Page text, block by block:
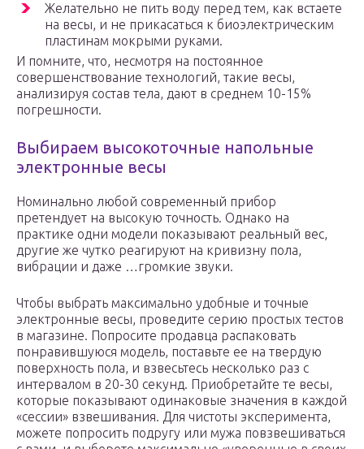
Желательно не пить воду перед тем, как встаете
на весы, и не прикасаться к биоэлектрическим
пластинам мокрыми руками.
И помните, что, несмотря на постоянное
совершенствование технологий, такие весы,
анализируя состав тела, дают в среднем 10-15%
погрешности.
Выбираем высокоточные напольные
электронные весы
Номинально любой современный прибор
претендует на высокую точность. Однако на
практике одни модели показывают реальный вес,
другие же чутко реагируют на кривизну пола,
вибрации и даже …громкие звуки.
Чтобы выбрать максимально удобные и точные
электронные весы, проведите серию простых тестов
в магазине. Попросите продавца распаковать
понравившуюся модель, поставьте ее на твердую
поверхность пола, и взвесьтесь несколько раз с
интервалом в 20-30 секунд. Приобретайте те весы,
которые показывают одинаковые значения в каждой
«сессии» взвешивания. Для чистоты эксперимента,
можете попросить подругу или мужа повзвешиваться